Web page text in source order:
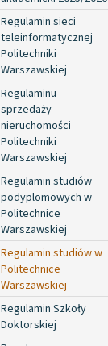
Regulamin sieci
teleinformatycznej
Politechniki
Warszawskiej
Regulaminu
sprzedaży
nieruchomości
Politechniki
Warszawskiej
Regulamin studiów
podyplomowych w
Politechnice
Warszawskiej
Regulamin studiów w
Politechnice
Warszawskiej
Regulamin Szkoły
Doktorskiej